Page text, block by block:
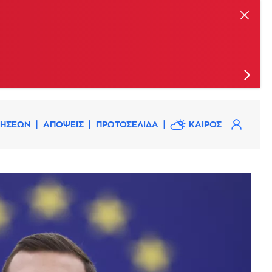
ΑΠΟΨΕΙΣ ΠΡΩΤΟΣΕΛΙΔΑ ΚΑΙΡΟΣ